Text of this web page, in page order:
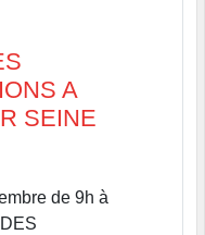
A
SEINE
de 9h à